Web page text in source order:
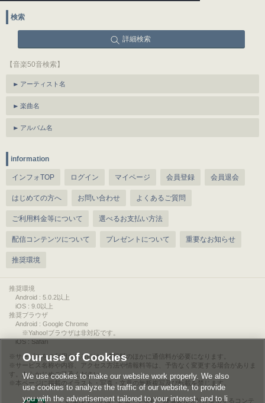
検索
詳細検索
【音楽50音検索】
アーティスト名
楽曲名
アルバム名
information
インフォTOP ログイン マイページ 会員登録 会員退会
はじめての方へ お問い合わせ よくあるご質問
ご利用料金等について 選べるお支払い方法
配信コンテンツについて プレゼントについて 重要なお知らせ
推奨環境
推奨環境
Android : 5.0.2以上
iOS : 9.0以上
推奨ブラウザ
Android : Google Chrome
※Yahoo!ブラウザは非対応です。
iOS : Safari
サービスをご利用されるには、情報料のほかに通信料が必要になります。
サービス名称や内容、アクセス方法や情報料等は、予告なく変更する場合がありま
す。あらかじめご了承ください。
本ページに掲載のイラスト・写真・文章の無断複写及び転載を禁じます。
このエルマークは、レコード会社・映像製作会社が提供するコンテ
Our use of Cookies
We use cookies to make our website work properly. We also
use cookies to analyze the traffic of our website, to provide
you with the advertisement tailored to your interest, and to li